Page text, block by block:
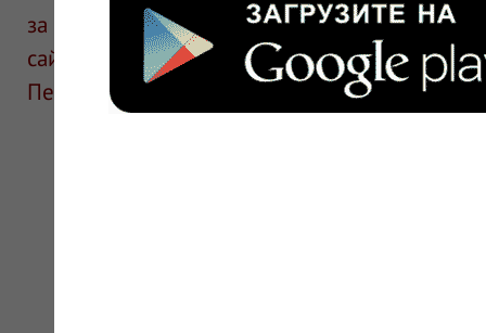
за информацию в отзывах. Описание
сайте для ознакомления и не является
Перед применением необходима